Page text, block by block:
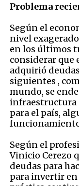
Problema
Según el
nivel
en los últimos
considerar que
adquirió
siguientes ,
mundo, se
infraestructura
para el país,
Según el
Vinicio Cerezo
deudas para
para invertir en